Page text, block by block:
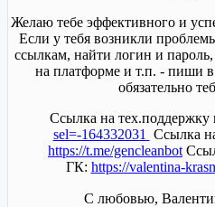
Желаю тебе эффективного и
Если у тебя возникли
ссылкам, найти логин и
на платформе и т.п. - пиши
обязательно
Ссылка на
sel=-164332031
Ссылка
https://t.me/gencleanbot
ГК: https://valentina-
С любовью,